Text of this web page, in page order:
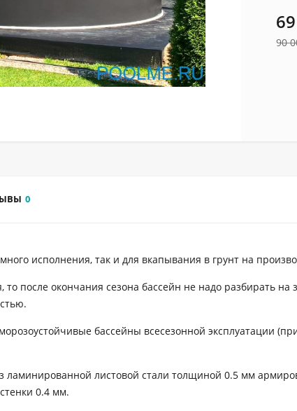
90
0
исполнения, так и для вкапывания в грунт на
то после окончания сезона бассейн не надо разбирать на
бассейны всесезонной эксплуатации
ламинированной листовой стали толщиной 0.5 мм
0.4 мм.